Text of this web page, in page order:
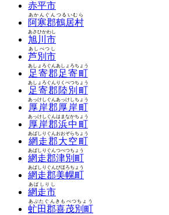
赤平市
阿寒郡鶴居村
あかんぐんつるいむら
旭川市
あさひかわし
芦別市
あしべつし
足寄郡足寄町
あしょろぐんあしょろちょう
足寄郡陸別町
あしょろぐんりくべつちょう
厚岸郡厚岸町
あっけしぐんあっけしちょう
厚岸郡浜中町
あっけしぐんはまなかちょう
網走郡大空町
あばしりぐんおおぞらちょう
網走郡津別町
あばしりぐんつべつちょう
網走郡美幌町
あばしりぐんびほろちょう
網走市
あばしりし
虻田郡喜茂別町
あぶたぐんきもべつちょう